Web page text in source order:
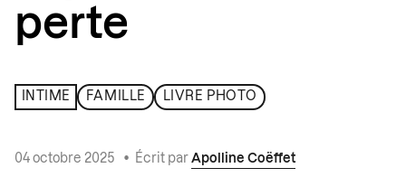
perte
INTIME FAMILLE LIVRE PHOTO
04 octobre 2025 • Écrit par Apolline Coëffet